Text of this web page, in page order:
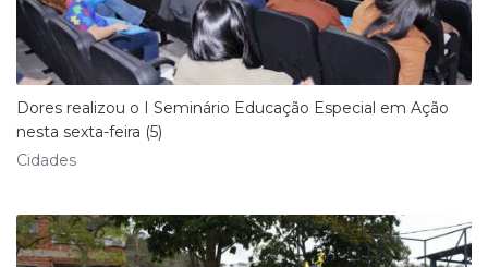
Dores realizou o I Seminário Educação Especial em Ação
nesta sexta-feira (5)
Cidades